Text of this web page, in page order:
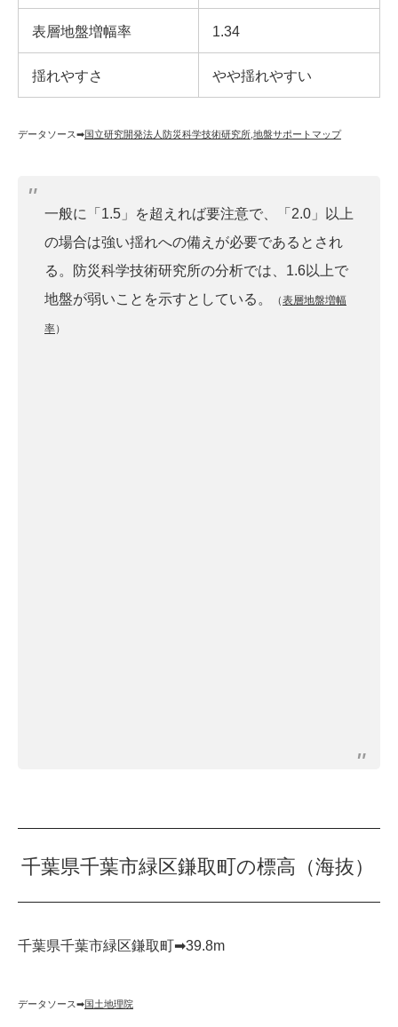
表層地盤増幅率 1.34
揺れやすさ やや揺れやすい
データソース➡︎国立研究開発法人防災科学技術研究所 地盤サポートマップ
一般に「1.5」を超えれば要注意で、「2.0」以上
の場合は強い揺れへの備えが必要であるとされ
る。防災科学技術研究所の分析では、1.6以上で
地盤が弱いことを示すとしている。
（表層地盤増幅
率）
千葉県千葉市緑区鎌取町の標高（海抜）
千葉県千葉市緑区鎌取町➡︎39.8m
データソース➡︎国土地理院